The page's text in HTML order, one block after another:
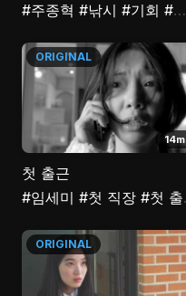
#주종혁 #낚시 #기회 #이중성
14m
ORIGINAL
첫 출근
#임세미 #첫 직장 #첫 출근
ORIGINAL